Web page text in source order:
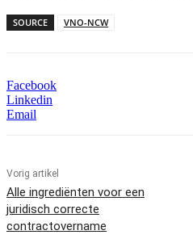
SOURCE VNO-NCW
Facebook
Linkedin
Email
Vorig artikel
Alle ingrediënten voor een
juridisch correcte
contractovername